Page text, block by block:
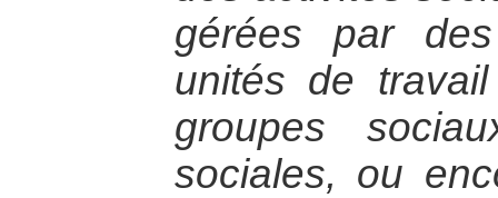
gérées par
unités de
groupes
sociales, ou